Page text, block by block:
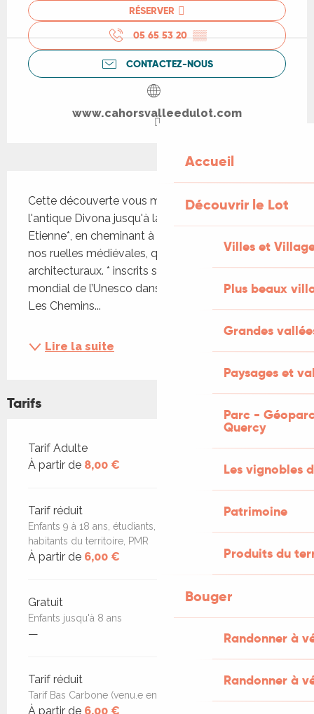
Accueil
Découvrir le Lot
Villes et
Plus beaux
Grandes
Paysages et
Parc -
Quercy
Les vignobles
Patrimoine
Produits du
Bouger
Randonner à
Randonner à
RÉSERVER
05 65 53 20 ▒▒
CONTACTEZ-NOUS
www.cahorsvalleedulot.com
Cette découverte vous mènera des vestiges de
l'antique Divona jusqu'à la cathédrale Saint-
Etienne*, en cheminant à travers le méandre de
nos ruelles médiévales, qui recèlent des trésors
architecturaux. * inscrits sur la liste du Patrimoine
mondial de l’Unesco dans le cadre du Bien 868 «
Les Chemins...
Lire la suite
Tarifs
Tarifs 2026
Tarif Adulte
À partir de 8,00 €
Tarif réduit
Enfants 9 à 18 ans, étudiants, demandeurs d'emploi,
habitants du territoire, PMR
À partir de 6,00 €
Gratuit
Enfants jusqu'à 8 ans
—
Tarif réduit
Tarif Bas Carbone (venu.e en train, car ou vélo)
À partir de 6,00 €